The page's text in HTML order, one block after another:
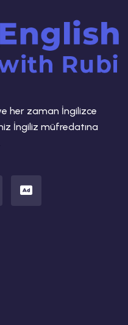
her zaman İngilizce
İngiliz müfredatına